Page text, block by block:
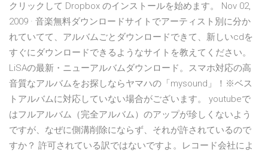
クリックして Dropbox のインストールを始めます。 Nov 02,
2009 · 音楽無料ダウンロードサイトでアーティスト別に分か
れていてて、アルバムごとダウンロードできて、新しいcdを
すぐにダウンロードできるようなサイトを教えてください。
LiSAの最新・ニューアルバムダウンロード。スマホ対応の高
音質なアルバムをお探しならヤマハの「mysound」！※ベス
トアルバムに対応していない場合がございます。 youtubeで
はフルアルバム（完全アルバム）のアップが珍しくないよう
ですが、なぜに側溝削除にならず、それが許されているので
すか？ 許可されている訳ではないですよ。レコード会社によ